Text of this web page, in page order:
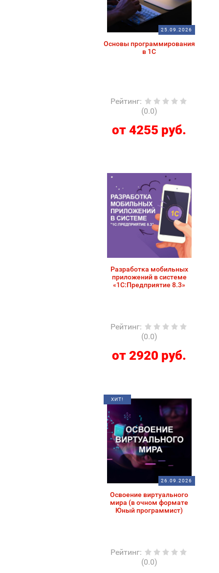
25.09.2026
Основы программирования
в 1С
Рейтинг:
(0.0)
от 4255 руб.
Разработка мобильных
приложений в системе
«1С:Предприятие 8.3»
Рейтинг:
(0.0)
от 2920 руб.
ХИТ!
26.09.2026
Освоение виртуального
мира (в очном формате
Юный программист)
Рейтинг:
(0.0)